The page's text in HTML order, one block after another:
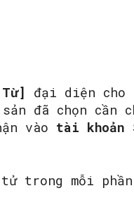
đại diện
đã chọn cần
vào tài khoản
trong mỗi